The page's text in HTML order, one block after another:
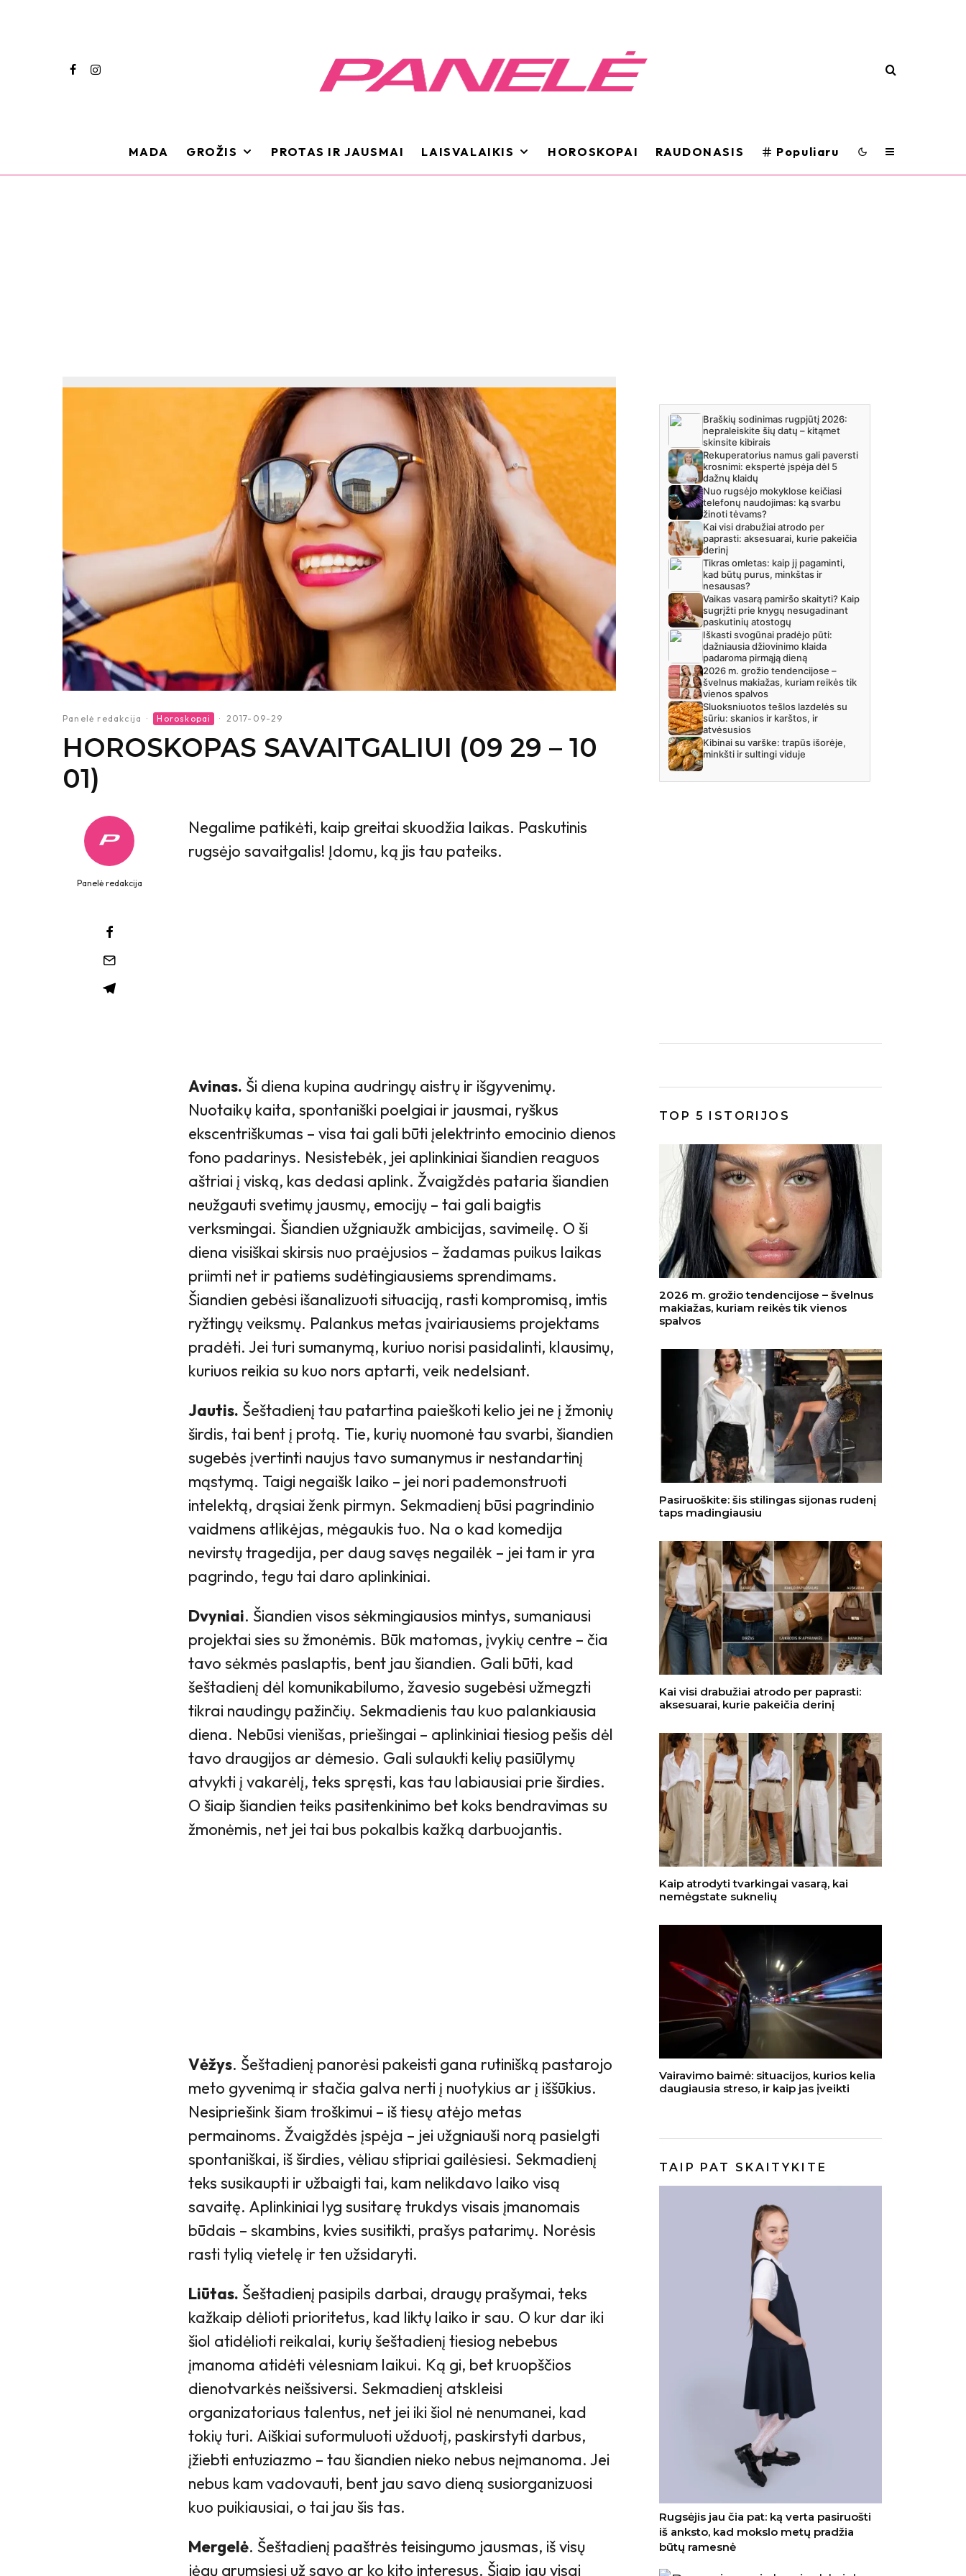
MADA GROŽIS PROTAS IR JAUSMAI LAISVALAIKIS HOROSKOPAI RAUDONASIS Populiaru
Panelė redakcija · Horoskopai · 2017-09-29
HOROSKOPAS SAVAITGALIUI (09 29 – 10
01)
Panelė redakcija
Negalime patikėti, kaip greitai skuodžia laikas. Paskutinis
rugsėjo savaitgalis! Įdomu, ką jis tau pateiks.
Avinas. Ši diena kupina audringų aistrų ir išgyvenimų.
Nuotaikų kaita, spontaniški poelgiai ir jausmai, ryškus
ekscentriškumas – visa tai gali būti įelektrinto emocinio dienos
fono padarinys. Nesistebėk, jei aplinkiniai šiandien reaguos
aštriai į viską, kas dedasi aplink. Žvaigždės pataria šiandien
neužgauti svetimų jausmų, emocijų – tai gali baigtis
verksmingai. Šiandien užgniaužk ambicijas, savimeilę. O ši
diena visiškai skirsis nuo praėjusios – žadamas puikus laikas
priimti net ir patiems sudėtingiausiems sprendimams.
Šiandien gebėsi išanalizuoti situaciją, rasti kompromisą, imtis
ryžtingų veiksmų. Palankus metas įvairiausiems projektams
pradėti. Jei turi sumanymą, kuriuo norisi pasidalinti, klausimų,
kuriuos reikia su kuo nors aptarti, veik nedelsiant.
Jautis. Šeštadienį tau patartina paieškoti kelio jei ne į žmonių
širdis, tai bent į protą. Tie, kurių nuomonė tau svarbi, šiandien
sugebės įvertinti naujus tavo sumanymus ir nestandartinį
mąstymą. Taigi negaišk laiko – jei nori pademonstruoti
intelektą, drąsiai ženk pirmyn. Sekmadienį būsi pagrindinio
vaidmens atlikėjas, mėgaukis tuo. Na o kad komedija
nevirstų tragedija, per daug savęs negailėk – jei tam ir yra
pagrindo, tegu tai daro aplinkiniai.
Dvyniai. Šiandien visos sėkmingiausios mintys, sumaniausi
projektai sies su žmonėmis. Būk matomas, įvykių centre – čia
tavo sėkmės paslaptis, bent jau šiandien. Gali būti, kad
šeštadienį dėl komunikabilumo, žavesio sugebėsi užmegzti
tikrai naudingų pažinčių. Sekmadienis tau kuo palankiausia
diena. Nebūsi vienišas, priešingai – aplinkiniai tiesiog pešis dėl
tavo draugijos ar dėmesio. Gali sulaukti kelių pasiūlymų
atvykti į vakarėlį, teks spręsti, kas tau labiausiai prie širdies.
O šiaip šiandien teiks pasitenkinimo bet koks bendravimas su
žmonėmis, net jei tai bus pokalbis kažką darbuojantis.
Vėžys. Šeštadienį panorėsi pakeisti gana rutinišką pastarojo
meto gyvenimą ir stačia galva nerti į nuotykius ar į iššūkius.
Nesipriešink šiam troškimui – iš tiesų atėjo metas
permainoms. Žvaigždės įspėja – jei užgniauši norą pasielgti
spontaniškai, iš širdies, vėliau stipriai gailėsiesi. Sekmadienį
teks susikaupti ir užbaigti tai, kam nelikdavo laiko visą
savaitę. Aplinkiniai lyg susitarę trukdys visais įmanomais
būdais – skambins, kvies susitikti, prašys patarimų. Norėsis
rasti tylią vietelę ir ten užsidaryti.
Liūtas. Šeštadienį pasipils darbai, draugų prašymai, teks
kažkaip dėlioti prioritetus, kad liktų laiko ir sau. O kur dar iki
šiol atidėlioti reikalai, kurių šeštadienį tiesiog nebebus
įmanoma atidėti vėlesniam laikui. Ką gi, bet kruopščios
dienotvarkės neišsiversi. Sekmadienį atskleisi
organizatoriaus talentus, net jei iki šiol nė nenumanei, kad
tokių turi. Aiškiai suformuluoti užduotį, paskirstyti darbus,
įžiebti entuziazmo – tau šiandien nieko nebus neįmanoma. Jei
nebus kam vadovauti, bent jau savo dieną susiorganizuosi
kuo puikiausiai, o tai jau šis tas.
Mergelė. Šeštadienį paaštrės teisingumo jausmas, iš visų
jėgų grumsiesi už savo ar ko kito interesus. Šiaip jau visai
TOP 5 ISTORIJOS
2026 m. grožio tendencijose – švelnus
makiažas, kuriam reikės tik vienos
spalvos
Pasiruoškite: šis stilingas sijonas rudenį
taps madingiausiu
Kai visi drabužiai atrodo per paprasti:
aksesuarai, kurie pakeičia derinį
Kaip atrodyti tvarkingai vasarą, kai
nemėgstate suknelių
Vairavimo baimė: situacijos, kurios kelia
daugiausia streso, ir kaip jas įveikti
TAIP PAT SKAITYKITE
Rugsėjis jau čia pat: ką verta pasiruošti
iš anksto, kad mokslo metų pradžia
būtų ramesnė